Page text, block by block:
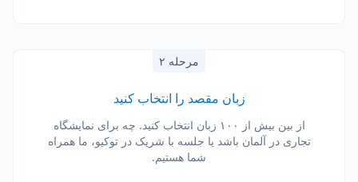
مرحله ۲
زبان مقصد را انتخاب کنید
از بین بیش از ۱۰۰ زبان انتخاب کنید. چه برای نمایشگاه
تجاری در آلمان باشد یا جلسه با شریک در توکیو، ما همراه
شما هستیم.